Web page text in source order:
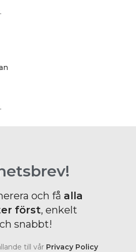
och få alla
först, enkelt
snabbt!
till vår Privacy Policy